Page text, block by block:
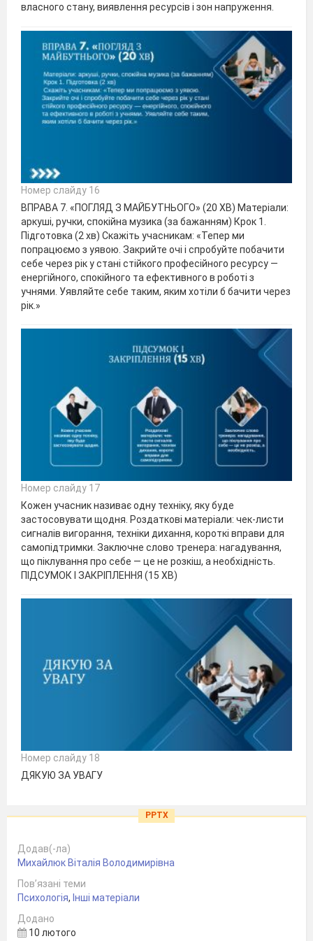
власного стану, виявлення ресурсів і зон напруження.
Номер слайду 16
ВПРАВА 7. «ПОГЛЯД З МАЙБУТНЬОГО» (20 ХВ) Матеріали:
аркуші, ручки, спокійна музика (за бажанням) Крок 1.
Підготовка (2 хв) Скажіть учасникам: «Тепер ми
попрацюємо з уявою. Закрийте очі і спробуйте побачити
себе через рік у стані стійкого професійного ресурсу —
енергійного, спокійного та ефективного в роботі з
учнями. Уявляйте себе таким, яким хотіли б бачити через
рік.»
Номер слайду 17
Кожен учасник називає одну техніку, яку буде
застосовувати щодня. Роздаткові матеріали: чек-листи
сигналів вигорання, техніки дихання, короткі вправи для
самопідтримки. Заключне слово тренера: нагадування,
що піклування про себе — це не розкіш, а необхідність.
ПІДСУМОК І ЗАКРІПЛЕННЯ (15 ХВ)
Номер слайду 18
ДЯКУЮ ЗА УВАГУ
PPTX
Додав(-ла)
Михайлюк Віталія Володимирівна
Пов’язані теми
Психологія, Інші матеріали
Додано
10 лютого